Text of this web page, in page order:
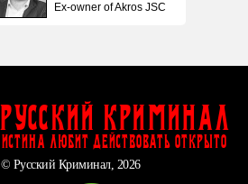
Ex-owner of Akros JSC
Русский Криминал
ИСТИНА ЛЮБИТ ДЕЙСТВОВАТЬ ОТКРЫТО
© Русский Криминал, 2026